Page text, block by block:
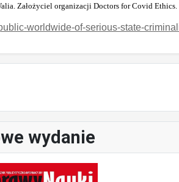
wydanie
Założyciel organizacji Doctors for Covid
worldwide-of-serious-state-